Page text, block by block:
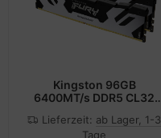
Kingston 96GB
6400MT/s DDR5 CL32
Renegade SilveP - 96 GB
Lieferzeit: ab Lager, 1-3
Tage